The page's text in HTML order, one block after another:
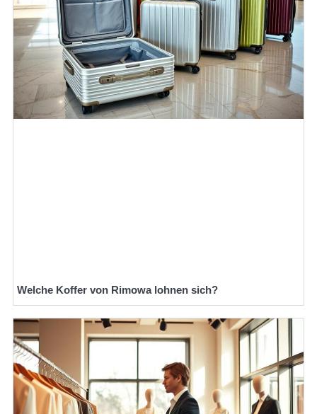
Welche Koffer von Rimowa lohnen sich?